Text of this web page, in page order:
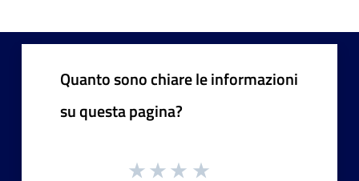
Quanto sono chiare le informazioni
su questa pagina?